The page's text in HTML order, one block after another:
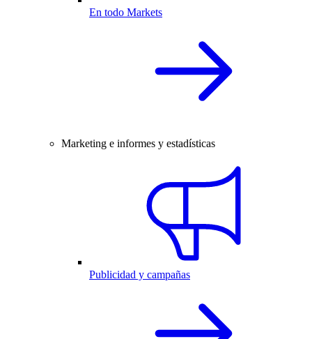
En todo Markets
Marketing e informes y estadísticas
Publicidad y campañas